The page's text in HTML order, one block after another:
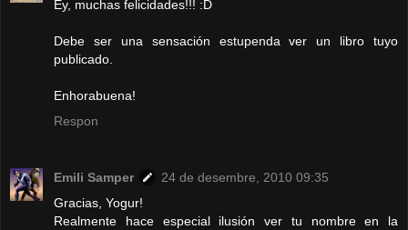
Ey, muchas felicidades!!! :D
Debe ser una sensación estupenda ver un libro tuyo
publicado.
Enhorabuena!
Respon
Emili Samper
24 de desembre, 2010 09:35
Gracias, Yogur!
Realmente hace especial ilusión ver tu nombre en la